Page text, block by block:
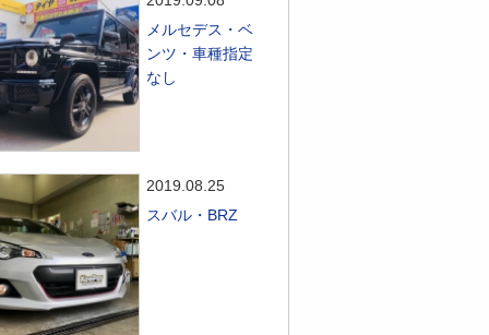
メルセデス・ベ
ンツ・車種指定
なし
2019.08.25
スバル・BRZ